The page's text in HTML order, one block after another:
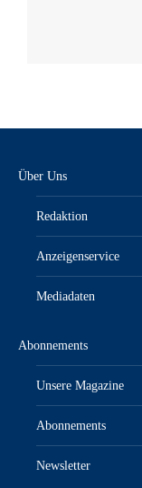
Über Uns
Redaktion
Anzeigenservice
Mediadaten
Abonnements
Unsere Magazine
Abonnements
Newsletter